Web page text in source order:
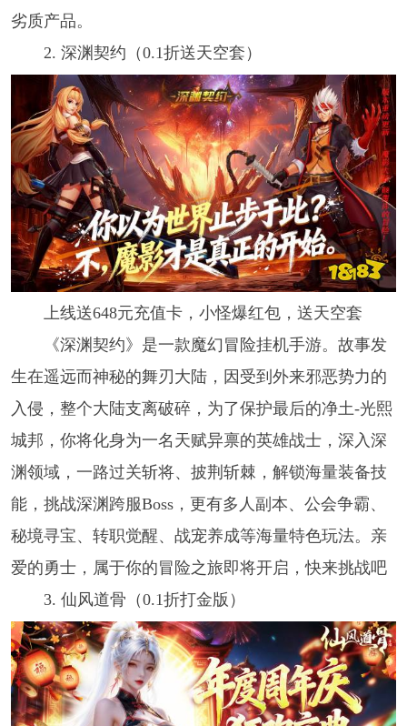
劣质产品。
2. 深渊契约（0.1折送天空套）
上线送648元充值卡，小怪爆红包，送天空套
《深渊契约》是一款魔幻冒险挂机手游。故事发
生在遥远而神秘的舞刃大陆，因受到外来邪恶势力的
入侵，整个大陆支离破碎，为了保护最后的净土-光熙
城邦，你将化身为一名天赋异禀的英雄战士，深入深
渊领域，一路过关斩将、披荆斩棘，解锁海量装备技
能，挑战深渊跨服Boss，更有多人副本、公会争霸、
秘境寻宝、转职觉醒、战宠养成等海量特色玩法。亲
爱的勇士，属于你的冒险之旅即将开启，快来挑战吧
3. 仙风道骨（0.1折打金版）